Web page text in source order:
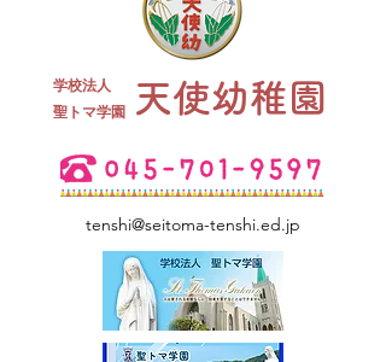
夏祭り 全学年
学校法人
​聖トマ学園
天使幼稚園
tenshi@seitoma-tenshi.ed.jp